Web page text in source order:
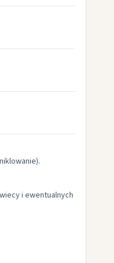
i ewentualnych